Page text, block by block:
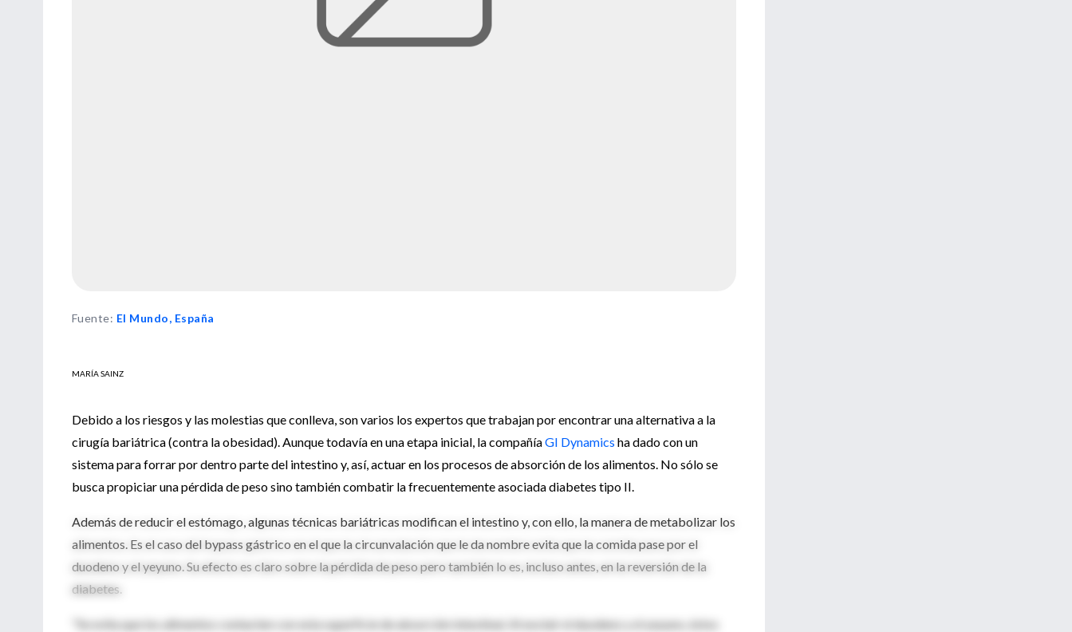
Fuente: El Mundo, España
MARÍA SAINZ
Debido a los riesgos y las molestias que conlleva, son varios los expertos que trabajan por encontrar una alternativa a la
cirugía bariátrica (contra la obesidad). Aunque todavía en una etapa inicial, la compañíaGI Dynamics ha dado con un
sistema para forrar por dentro parte del intestino y, así, actuar en los procesos de absorción de los alimentos. No sólo se
busca propiciar una pérdida de peso sino también combatir la frecuentemente asociada diabetes tipo II.
Además de reducir el estómago, algunas técnicas bariátricas modifican el intestino y, con ello, la manera de metabolizar los
alimentos. Es el caso del bypass gástrico en el que la circunvalación que le da nombre evita que la comida pase por el
duodeno y el yeyuno. Su efecto es claro sobre la pérdida de peso pero también lo es, incluso antes, en la reversión de la
diabetes.
"Se evita que los alimentos contacten con esta superficie de absorción intestinal. Al excluir el duodeno y el yeyuno, éstos